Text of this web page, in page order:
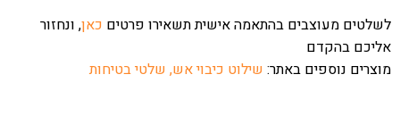
לשלטים מעוצבים בהתאמה אישית תשאירו פרטים כאן, ונחזור
אליכם בהקדם
מוצרים נוספים באתר: שילוט כיבוי אש, שלטי בטיחות